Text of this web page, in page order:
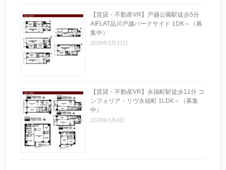
【賃貸・不動産VR】戸越公園駅徒歩5分
AIFLAT品川戸越パークサイド 1DK～（募
集中）
2026年3月27日
【賃貸・不動産VR】永福町駅徒歩11分 コ
ンフォリア・リヴ永福町 1LDK～（募集
中）
2026年3月4日